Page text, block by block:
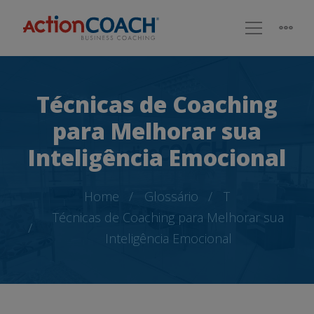
Técnicas de Coaching
para Melhorar sua
Inteligência Emocional
Home Glossário
T
Técnicas de Coaching para Melhorar sua
Inteligência Emocional